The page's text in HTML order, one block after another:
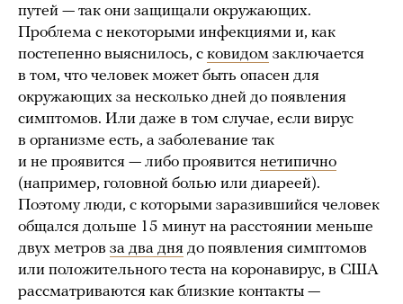
путей — так они защищали окружающих.
Проблема с некоторыми инфекциями и, как
постепенно выяснилось, с ковидом заключается
в том, что человек может быть опасен для
окружающих за несколько дней до появления
симптомов. Или даже в том случае, если вирус
в организме есть, а заболевание так
и не проявится — либо проявится нетипично
(например, головной болью или диареей).
Поэтому люди, с которыми заразившийся человек
общался дольше 15 минут на расстоянии меньше
двух метров за два дня до появления симптомов
или положительного теста на коронавирус, в США
рассматриваются как близкие контакты —